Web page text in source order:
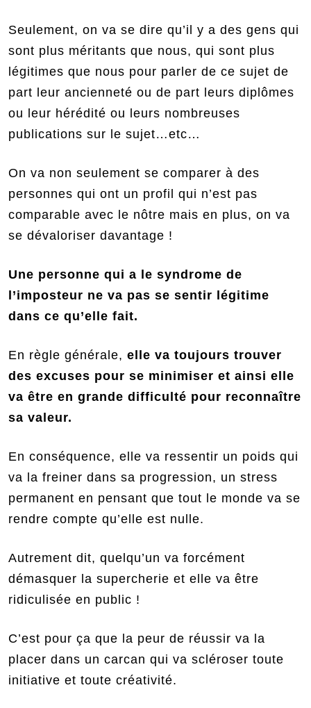
Seulement, on va se dire qu’il y a des gens qui
sont plus méritants que nous, qui sont plus
légitimes que nous pour parler de ce sujet de
part leur ancienneté ou de part leurs diplômes
ou leur hérédité ou leurs nombreuses
publications sur le sujet…etc…
On va non seulement se comparer à des
personnes qui ont un profil qui n’est pas
comparable avec le nôtre mais en plus, on va
se dévaloriser davantage !
Une personne qui a le syndrome de
l’imposteur ne va pas se sentir légitime
dans ce qu’elle fait.
En règle générale, elle va toujours trouver
des excuses pour se minimiser et ainsi elle
va être en grande difficulté pour reconnaître
sa valeur.
En conséquence, elle va ressentir un poids qui
va la freiner dans sa progression, un stress
permanent en pensant que tout le monde va se
rendre compte qu’elle est nulle.
Autrement dit, quelqu’un va forcément
démasquer la supercherie et elle va être
ridiculisée en public !
C’est pour ça que la peur de réussir va la
placer dans un carcan qui va scléroser toute
initiative et toute créativité.